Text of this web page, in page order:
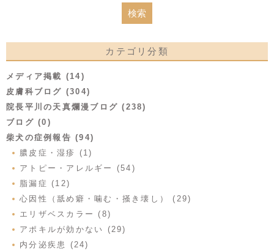
カテゴリ分類
メディア掲載 (14)
皮膚科ブログ (304)
院長平川の天真爛漫ブログ (238)
ブログ (0)
柴犬の症例報告 (94)
膿皮症・湿疹 (1)
アトピー・アレルギー (54)
脂漏症 (12)
心因性（舐め癖・噛む・掻き壊し） (29)
エリザベスカラー (8)
アポキルが効かない (29)
内分泌疾患 (24)